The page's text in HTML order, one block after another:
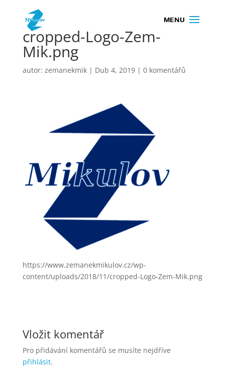
cropped-Logo-Zem-
Mik.png
autor: zemanekmik| Dub 4, 2019| 0 komentářů
https://www.zemanekmikulov.cz/wp-
content/uploads/2018/11/cropped-Logo-Zem-Mik.png
Vložit komentář
Pro přidávání komentářů se musíte nejdříve
přihlásit.